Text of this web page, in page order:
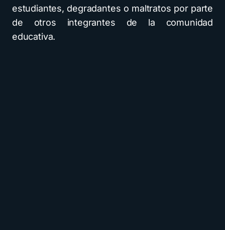
estudiantes, degradantes o maltratos por parte
de otros integrantes de la comunidad
educativa.